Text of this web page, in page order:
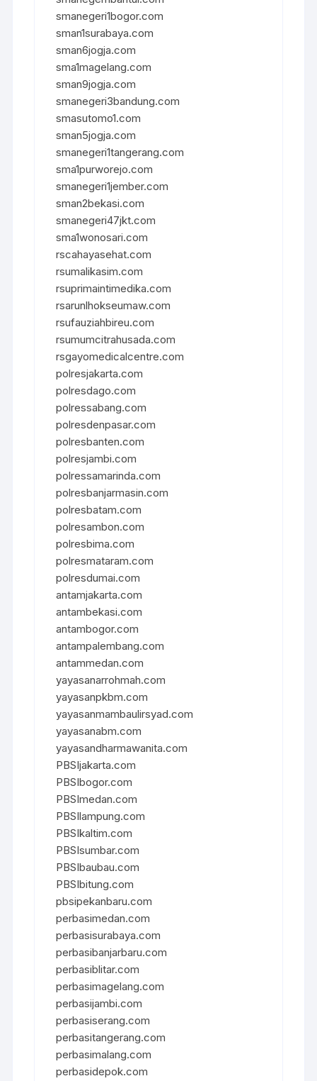
smanegeri1bogor.com
sman1surabaya.com
sman6jogja.com
sma1magelang.com
sman9jogja.com
smanegeri3bandung.com
smasutomo1.com
sman5jogja.com
smanegeri1tangerang.com
sma1purworejo.com
smanegeri1jember.com
sman2bekasi.com
smanegeri47jkt.com
sma1wonosari.com
rscahayasehat.com
rsumalikasim.com
rsuprimaintimedika.com
rsarunlhokseumaw.com
rsufauziahbireu.com
rsumumcitrahusada.com
rsgayomedicalcentre.com
polresjakarta.com
polresdago.com
polressabang.com
polresdenpasar.com
polresbanten.com
polresjambi.com
polressamarinda.com
polresbanjarmasin.com
polresbatam.com
polresambon.com
polresbima.com
polresmataram.com
polresdumai.com
antamjakarta.com
antambekasi.com
antambogor.com
antampalembang.com
antammedan.com
yayasanarrohmah.com
yayasanpkbm.com
yayasanmambaulirsyad.com
yayasanabm.com
yayasandharmawanita.com
PBSIjakarta.com
PBSIbogor.com
PBSImedan.com
PBSIlampung.com
PBSIkaltim.com
PBSIsumbar.com
PBSIbaubau.com
PBSIbitung.com
pbsipekanbaru.com
perbasimedan.com
perbasisurabaya.com
perbasibanjarbaru.com
perbasiblitar.com
perbasimagelang.com
perbasijambi.com
perbasiserang.com
perbasitangerang.com
perbasimalang.com
perbasidepok.com